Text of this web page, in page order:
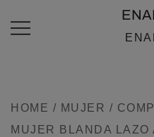
AL
HOME / MUJER /
MUJER BLANDA LAZO